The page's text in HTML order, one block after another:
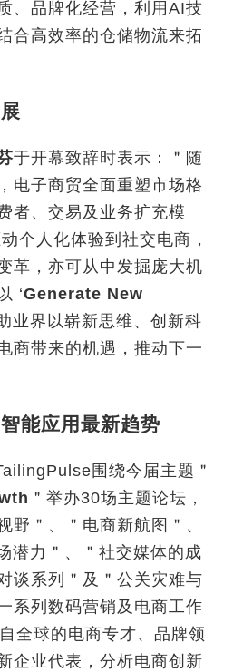
、品牌化经营，利用AI技
合高效率的仓储物流来拓
于开幕致辞时表示：＂随
电子商贸全面重塑市场格
者、交易及业务扩充模
个人化体验到社交电商，
革，亦可从中发掘庞大机
‘Generate New
业界以崭新思维、创新科
商带来的机遇，推动下一
能应用最新趋势
围绕今届主题＂
＂举办30场主题论坛，
野＂、＂电商新航图＂、
潜力＂、＂社交媒体的成
谈系列＂及＂公关灾难与
系列数码营销及电商工作
全球的电商专才、品牌领
企业代表，分析电商创新